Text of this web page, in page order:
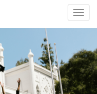
Toggle